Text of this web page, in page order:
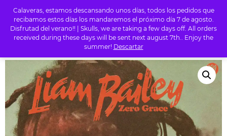
Calaveras, estamos descansando unos días, todos los pedidos que
recibamos estos días los mandaremos el próximo día 7 de agosto.
Disfrutad del verano!! | Skulls, we are taking a few days off. All orders
received during these days will be sent next august 7th.. Enjoy the
summer! Descartar
0
TIENDA/CD/ LIAM BAILEY – ZERO GRACE